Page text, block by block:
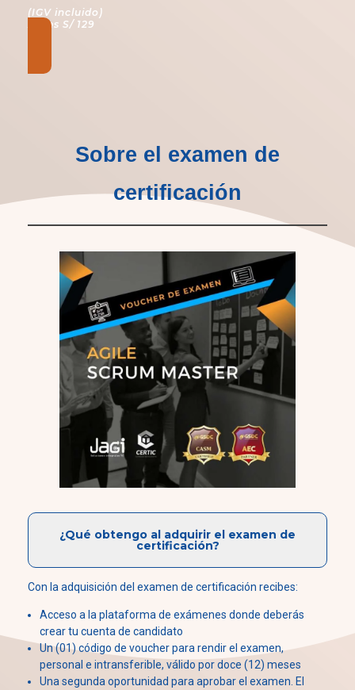
(IGV incluido)
Antes S/ 129
Sobre el examen de
certificación
¿Qué obtengo al adquirir el examen de
certificación?
Con la adquisición del examen de certificación recibes:
Acceso a la plataforma de exámenes donde deberás
crear tu cuenta de candidato
Un (01) código de voucher para rendir el examen,
personal e intransferible, válido por doce (12) meses
Una segunda oportunidad para aprobar el examen. El